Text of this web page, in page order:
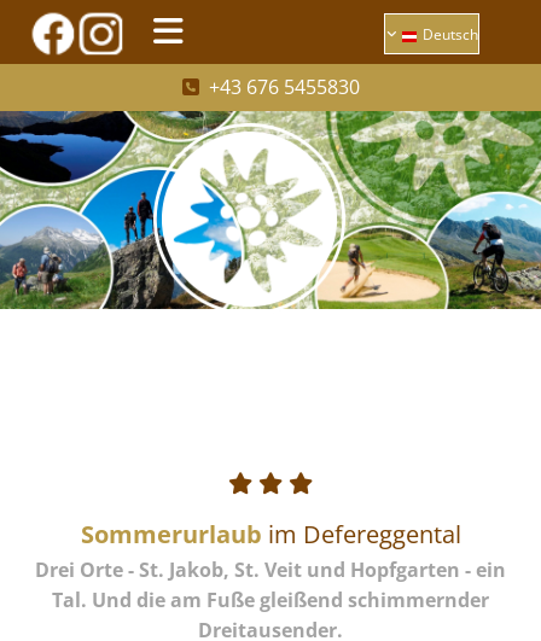
Deutsch
 +43 676 5455830
  
Sommerurlaub im Defereggental
Drei Orte - St. Jakob, St. Veit und Hopfgarten - ein
Tal. Und die am Fuße gleißend schimmernder
Dreitausender.